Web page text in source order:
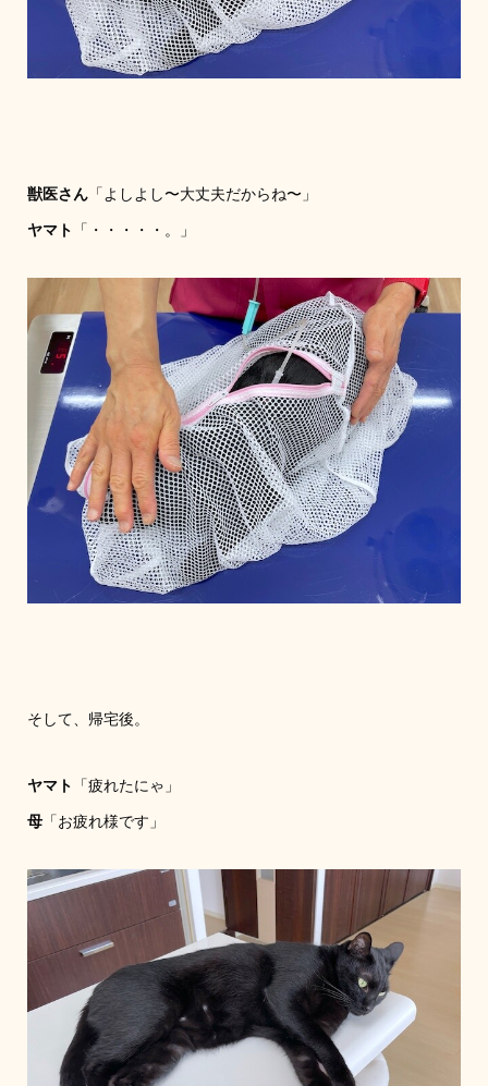
獣医さん「よしよし〜大丈夫だからね〜」
ヤマト 「・・・・・。」
そして、帰宅後。
ヤマト 「疲れたにゃ」
母「お疲れ様です」